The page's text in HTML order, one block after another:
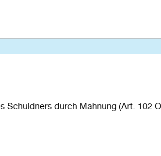
Schuldners durch Mahnung (Art. 102